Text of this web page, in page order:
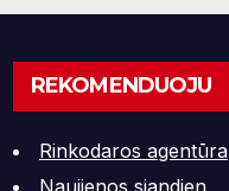
REKOMENDUOJU
Rinkodaros agentūra
Naujienos siandien